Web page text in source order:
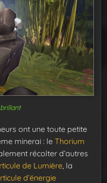
ont une toute petite
minerai : le Thorium
récolter d’autres
de Lumière , la
d’énergie